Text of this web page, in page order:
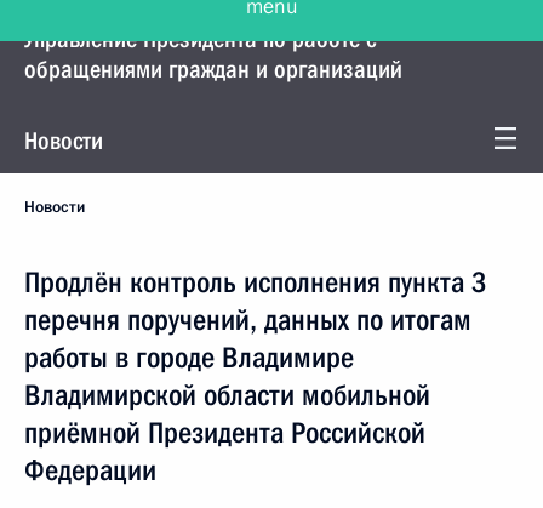
Управление Президента по работе с
обращениями граждан и организаций
Новости
Новости
Продлён контроль исполнения пункта 3
перечня поручений, данных по итогам
работы в городе Владимире
Владимирской области мобильной
приёмной Президента Российской
Федерации